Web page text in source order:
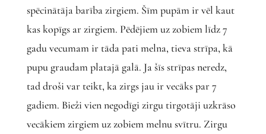
spēcinātāja barība zirgiem. Šīm pupām ir vēl kaut
kas kopīgs ar zirgiem. Pēdējiem uz zobiem līdz 7
gadu vecumam ir tāda pati melna, tieva strīpa, kā
pupu graudam platajā galā. Ja šīs strīpas neredz,
tad droši var teikt, ka zirgs jau ir vecāks par 7
gadiem. Bieži vien negodīgi zirgu tirgotāji uzkrāso
vecākiem zirgiem uz zobiem melnu svītru. Zirgu